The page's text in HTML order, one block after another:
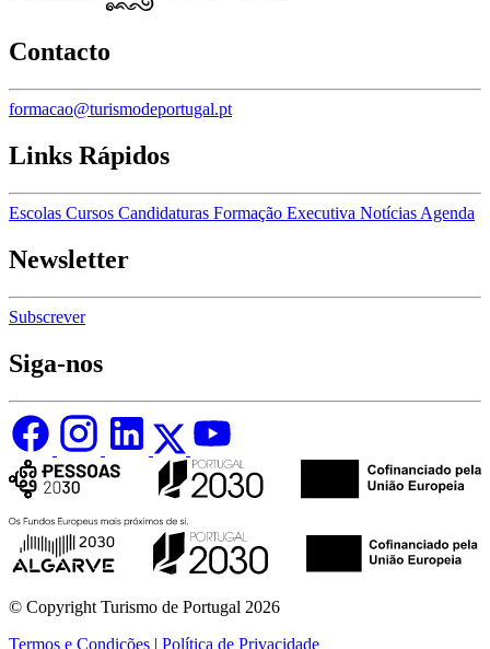
Contacto
formacao@turismodeportugal.pt
Links Rápidos
Escolas Cursos Candidaturas Formação Executiva Notícias Agenda
Newsletter
Subscrever
Siga-nos
© Copyright Turismo de Portugal 2026
Termos e Condições | Política de Privacidade